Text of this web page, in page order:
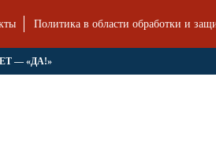
Политика в области обработки и
— «ДА!»